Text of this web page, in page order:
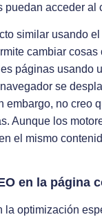
puedan acceder
similar usando
cambiar
páginas usando
se
embargo, no creo
Aunque los
el mismo
en la página
la optimización